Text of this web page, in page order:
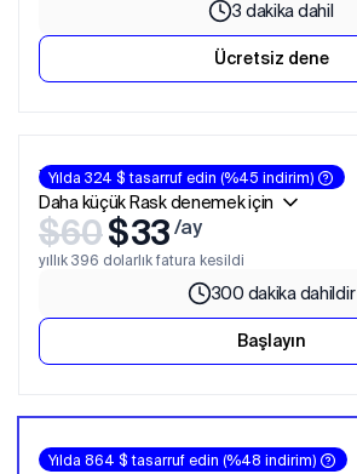
3 dakika dahil
Ücretsiz dene
Yılda 324 $ tasarruf edin (%45 indirim)
Yaratıcı
Daha küçük Rask denemek için
$60$33 /ay
yıllık 396 dolarlık fatura kesildi
300 dakika dahildir
Başlayın
Yılda 864 $ tasarruf edin (%48 indirim)
Creator Pro